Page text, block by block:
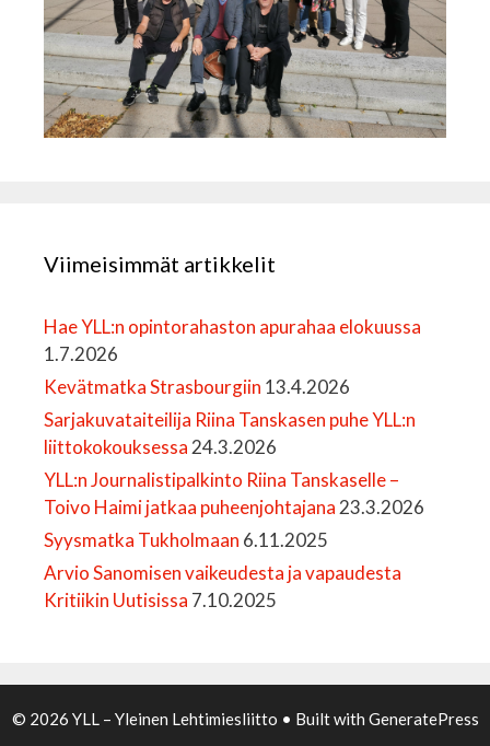
Viimeisimmät artikkelit
Hae YLL:n opintorahaston apurahaa elokuussa
1.7.2026
Kevätmatka Strasbourgiin 13.4.2026
Sarjakuvataiteilija Riina Tanskasen puhe YLL:n
liittokokouksessa 24.3.2026
YLL:n Journalistipalkinto Riina Tanskaselle –
Toivo Haimi jatkaa puheenjohtajana 23.3.2026
Syysmatka Tukholmaan 6.11.2025
Arvio Sanomisen vaikeudesta ja vapaudesta
Kritiikin Uutisissa 7.10.2025
© 2026 YLL – Yleinen Lehtimiesliitto • Built with GeneratePress